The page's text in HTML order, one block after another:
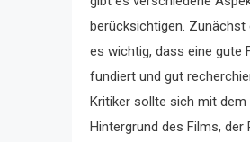
berücksichtigen. Zunächst
es wichtig, dass eine gute
fundiert und gut
Kritiker sollte sich mit dem
Hintergrund des Films, der